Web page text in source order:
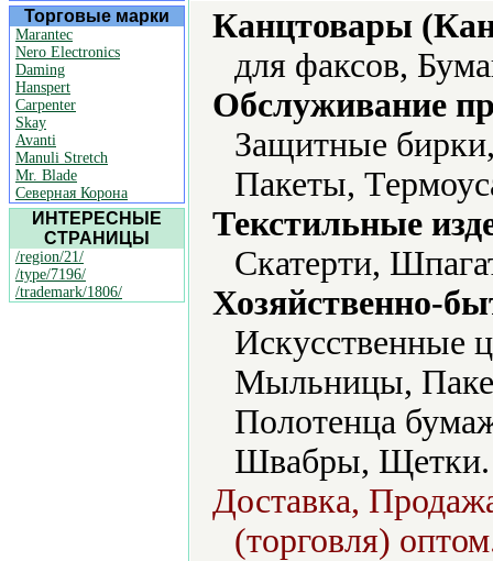
Торговые марки
Marantec
Nero Electronics
Daming
Hanspert
Carpenter
Skay
Avanti
Manuli Stretch
Mr. Blade
Северная Корона
ИНТЕРЕСНЫЕ
СТРАНИЦЫ
/region/21/
/type/7196/
/trademark/1806/
Канцтовары
для факсов,
Обслуживание
Защитные
Пакеты,
Текстильные
Скатерти,
Хозяйственно-
Искусственные
Мыльницы,
Полотенца
Швабры, Щетки.
Доставка,
(торговля)